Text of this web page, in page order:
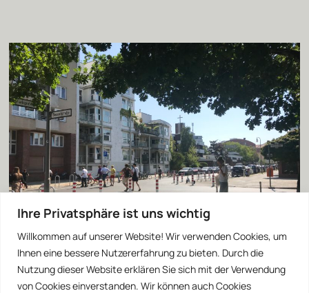
Ihre Privatsphäre ist uns wichtig
Willkommen auf unserer Website! Wir verwenden Cookies, um
Ihnen eine bessere Nutzererfahrung zu bieten. Durch die
Nutzung dieser Website erklären Sie sich mit der Verwendung
von Cookies einverstanden. Wir können auch Cookies